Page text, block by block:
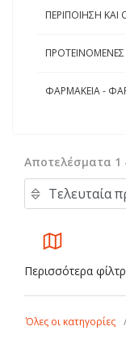
ΠΕΡΙΠΟΙΗΣΗ
ΠΡΟΤΕΙΝΟΜΕΝΕΣ
ΦΑΡΜΑΚΕΙΑ -
Αποτελέσματα 1
Περισσότερα
Όλες οι κατηγορίες